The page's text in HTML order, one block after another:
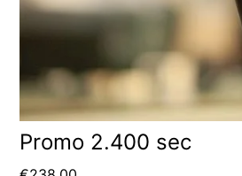
Promo 2.400 sec